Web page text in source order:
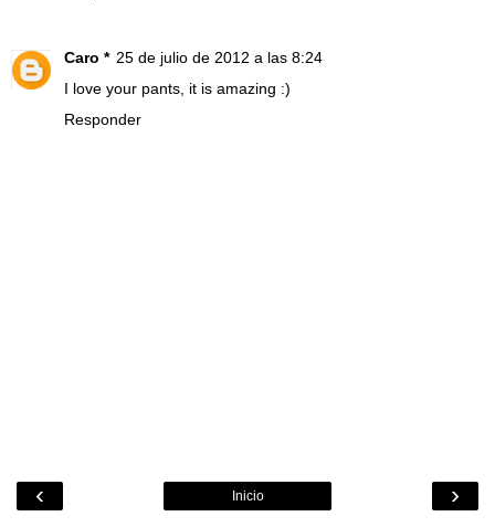
Caro * 25 de julio de 2012 a las 8:24
I love your pants, it is amazing :)
Responder
‹ ›
Inicio